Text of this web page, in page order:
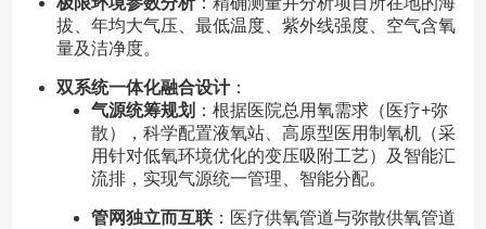
拔、年均大气压、最低温度、紫外线强度、空气含氧
量及洁净度。
双系统一体化融合设计：
气源统筹规划 ：根据医院总用氧需求（医疗+弥
散），科学配置液氧站、高原型医用制氧机（采
用针对低氧环境优化的变压吸附工艺）及智能汇
流排，实现气源统一管理、智能分配。
管网独立而互联：医疗供氧管道与弥散供氧管道